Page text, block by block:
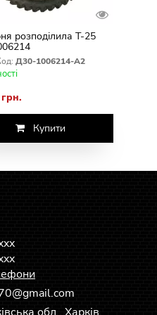
розподілила Т-25
Д30-1006214-А2
Купити
@gmail.com